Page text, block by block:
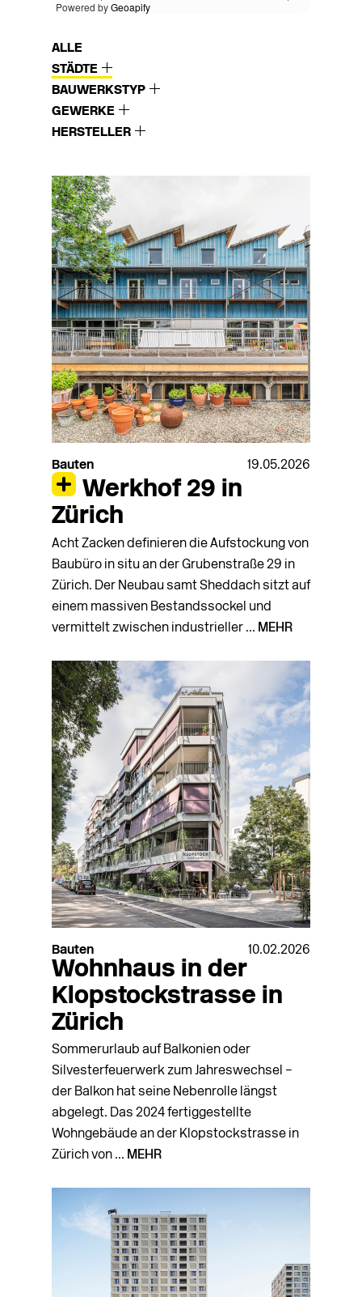
Powered byGeoapify
ALLE
STÄDTE
BAUWERKSTYP
GEWERKE
HERSTELLER
Bauten 19.05.2026
Werkhof 29 in
Zürich
Acht Zacken definieren die Aufstockung von
Baubüro in situ an der Grubenstraße 29 in
Zürich. Der Neubau samt Sheddach sitzt auf
einem massiven Bestandssockel und
vermittelt zwischen industrieller ... MEHR
Bauten 10.02.2026
Wohnhaus in der
Klopstockstrasse in
Zürich
Sommerurlaub auf Balkonien oder
Silvesterfeuerwerk zum Jahreswechsel –
der Balkon hat seine Nebenrolle längst
abgelegt. Das 2024 fertiggestellte
Wohngebäude an der Klopstockstrasse in
Zürich von ... MEHR